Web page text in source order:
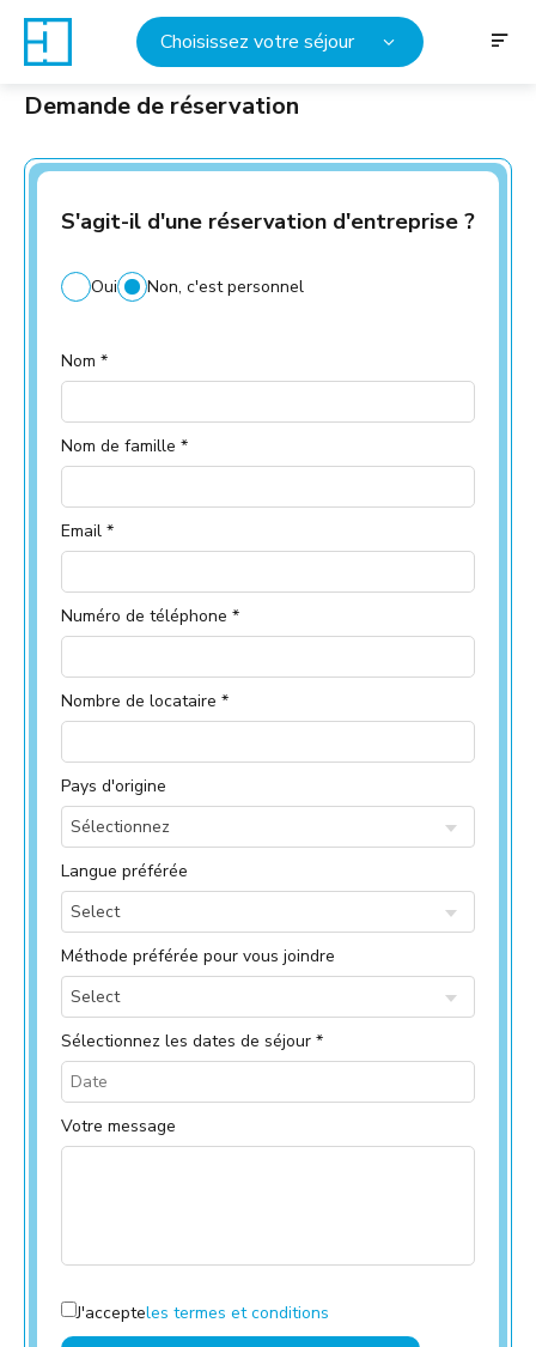
Choisissez votre séjour
Demande de réservation
S'agit-il d'une réservation d'entreprise ?
Oui Non, c'est personnel
Nom *
Nom de famille *
Email *
Numéro de téléphone *
Nombre de locataire *
Pays d'origine
Sélectionnez
Langue préférée
Select
Méthode préférée pour vous joindre
Select
Sélectionnez les dates de séjour *
Votre message
J'accepteles termes et conditions